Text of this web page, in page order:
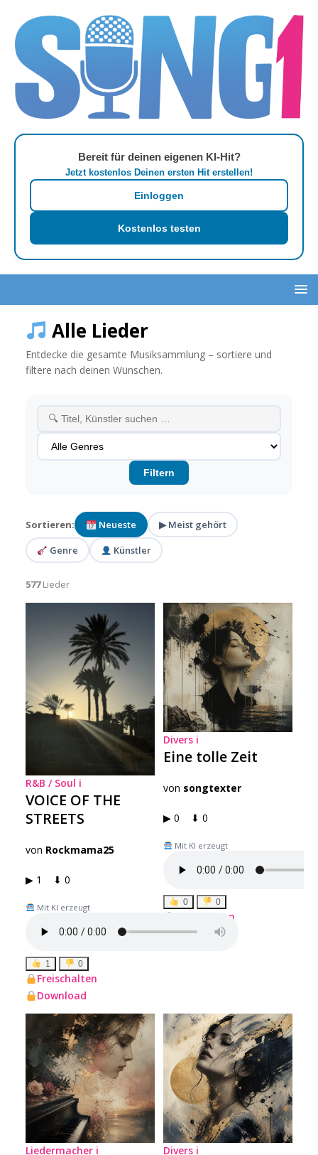
Bereit für deinen eigenen KI-Hit?
Jetzt kostenlos Deinen ersten Hit erstellen!
Einloggen
Kostenlos testen
Alle Lieder
Entdecke die gesamte Musiksammlung – sortiere und
filtere nach deinen Wünschen.
Filtern
Sortieren: Neueste
▶ Meist gehört
Genre
Künstler
577Lieder
R&B / Soul i
VOICE OF THE
STREETS
von Rockmama25
▶ 1 ⬇ 0
Mit KI erzeugt
1 0
Freischalten
Download
Divers i
Eine tolle Zeit
von songtexter
▶ 0 ⬇ 0
Mit KI erzeugt
0 0
Freischalten
Download
Liedermacher i Divers i